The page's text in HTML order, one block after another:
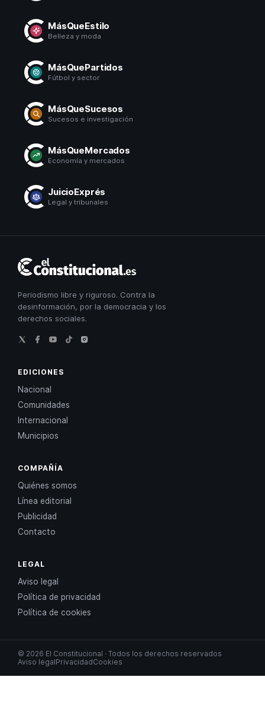
MásQueEstilo
Belleza y moda
MásQuePartidos
Fútbol y sector
MásQueSucesos
Sucesos e investigación
MásQueMercados
Economía y mercados
JuicioExprés
Legal y tribunales
Constitucional
Periodismo libre y riguroso. Contra la
desinformación, por la democracia y los
derechos sociales.
EDICIONES
Nacional
Comunidades
Internacional
Municipios
COMPAÑÍA
Quiénes somos
Línea editorial
Publicidad
Contacto
LEGAL
Aviso legal
Política de privacidad
Política de cookies
© 2026 El Constitucional · Todos los derechos reservados
Aviso legalPrivacidadCookies